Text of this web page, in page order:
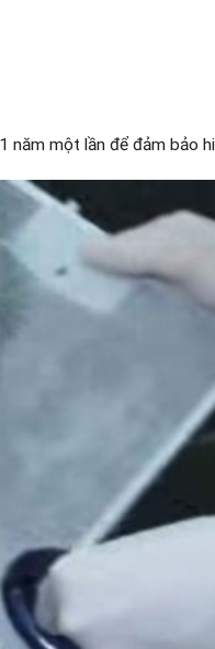
một lần để đảm bảo